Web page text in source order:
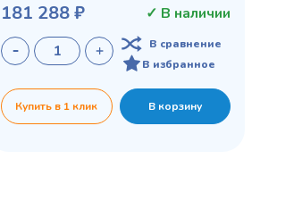
181 288 ₽ ✓ В наличии
В сравнение
В избранное
Купить в 1 клик В корзину